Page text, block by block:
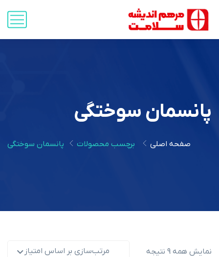
پانسمان سوختگی
صفحه اصلی برچسب محصولات پانسمان سوختگی
نمایش همه 9 نتیجه مرتب‌سازی بر اساس امتیاز